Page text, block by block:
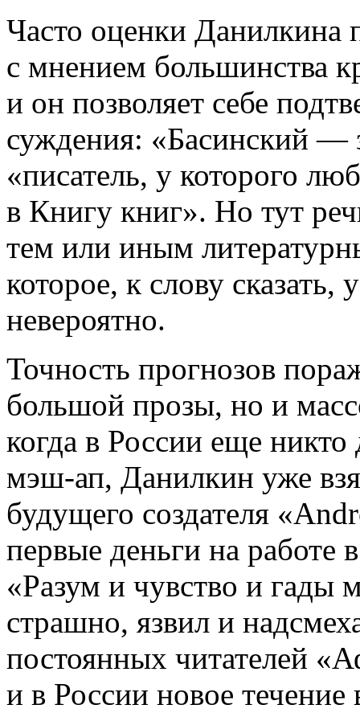
Часто оценки Данилкина
с мнением большинства
и он позволяет себе
суждения: «Басинский
«писатель, у которого
в Книгу книг». Но тут
тем или иным
которое, к слову сказать,
невероятно.
Точность прогнозов
большой прозы, но и
когда в России еще никто
мэш-ап, Данилкин уже
будущего создателя
первые деньги на
«Разум и чувство и гады
страшно, язвил и
постоянных читателей
и в России новое